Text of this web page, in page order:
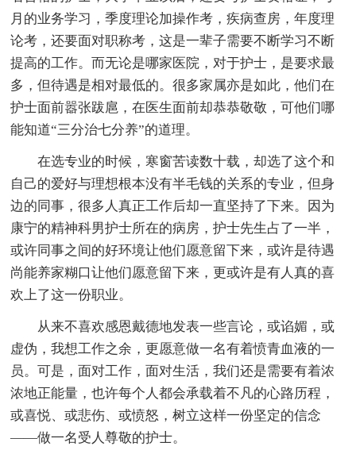
月的业务学习，季度理论加操作考，疾病查房，年度理
论考，还要面对职称考，这是一辈子需要不断学习不断
提高的工作。而无论是哪家医院，对于护士，是要求最
多，但待遇是相对最低的。很多家属亦是如此，他们在
护士面前嚣张跋扈，在医生面前却恭恭敬敬，可他们哪
能知道“三分治七分养”的道理。
在选专业的时候，寒窗苦读数十载，却选了这个和
自己的爱好与理想根本没有半毛钱的关系的专业，但身
边的同事，很多人真正工作后却一直坚持了下来。因为
康宁的精神科男护士所在的病房，护士先生占了一半，
或许同事之间的好环境让他们愿意留下来，或许是待遇
尚能养家糊口让他们愿意留下来，更或许是有人真的喜
欢上了这一份职业。
从来不喜欢感恩戴德地发表一些言论，或谄媚，或
虚伪，我想工作之余，更愿意做一名有着愤青血液的一
员。可是，面对工作，面对生活，我们还是需要有着浓
浓地正能量，也许每个人都会承载着不凡的心路历程，
或喜悦、或悲伤、或愤怒，树立这样一份坚定的信念
——做一名受人尊敬的护士。